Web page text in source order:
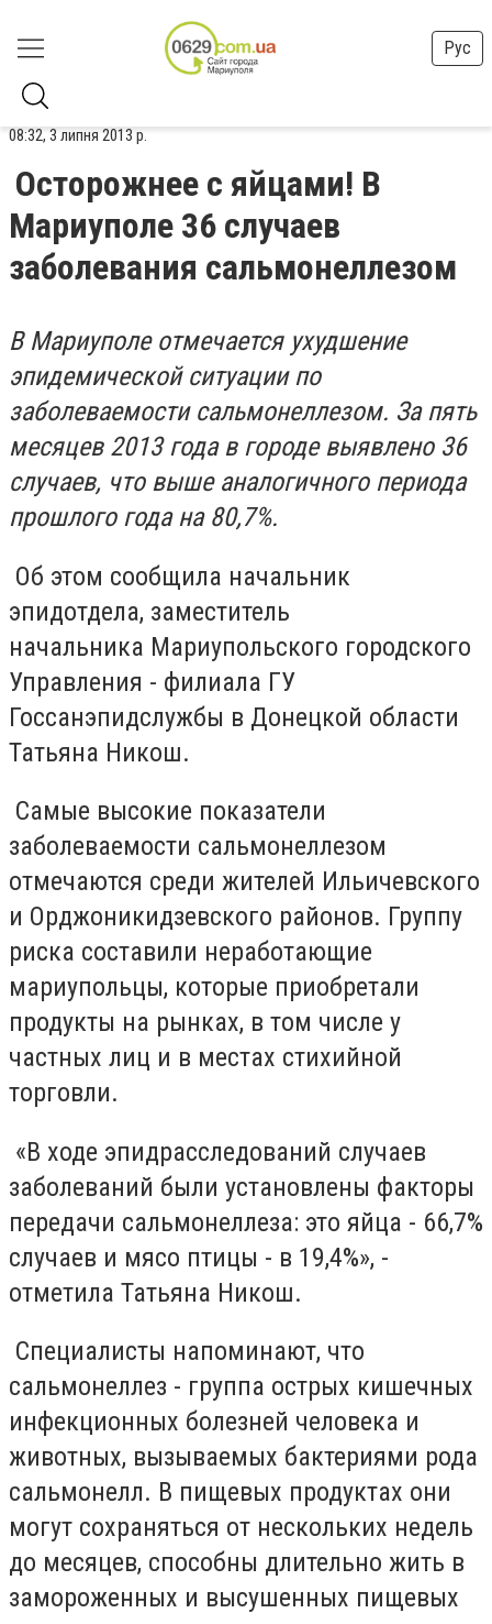
Рус
08:32, 3 липня 2013 р.
Осторожнее с яйцами! В
Мариуполе 36 случаев
заболевания сальмонеллезом
В Мариуполе отмечается ухудшение
эпидемической ситуации по
заболеваемости сальмонеллезом. За пять
месяцев 2013 года в городе выявлено 36
случаев, что выше аналогичного периода
прошлого года на 80,7%.
Об этом сообщила начальник
эпидотдела, заместитель
начальника Мариупольского городского
Управления - филиала ГУ
Госсанэпидслужбы в Донецкой области
Татьяна Никош.
Самые высокие показатели
заболеваемости сальмонеллезом
отмечаются среди жителей Ильичевского
и Орджоникидзевского районов. Группу
риска составили неработающие
мариупольцы, которые приобретали
продукты на рынках, в том числе у
частных лиц и в местах стихийной
торговли.
«В ходе эпидрасследований случаев
заболеваний были установлены факторы
передачи сальмонеллеза: это яйца - 66,7%
случаев и мясо птицы - в 19,4%», -
отметила Татьяна Никош.
Специалисты напоминают, что
сальмонеллез - группа острых кишечных
инфекционных болезней человека и
животных, вызываемых бактериями рода
сальмонелл. В пищевых продуктах они
могут сохраняться от нескольких недель
до месяцев, способны длительно жить в
замороженных и высушенных пищевых